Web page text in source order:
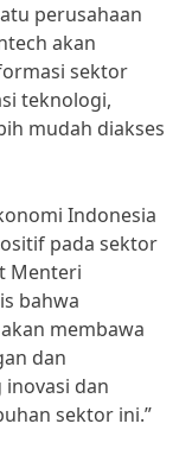
perusahaan
akan
sektor
teknologi,
mudah diakses
Indonesia
pada sektor
Menteri
bahwa
membawa
dan
dan
sektor ini.”